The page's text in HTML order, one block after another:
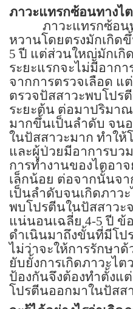
ภาวะแทรกซ้อนทางไ
ภาวะแทรกซ้อน
หวานโดยตรงมักเกิด
5ปี แต่ส่วนใหญ่มักเกิ
ระยะแรกจะไม่มีอาก
จากการตรวจเลือด แ
ตรวจปัสสาวะพบโปร
ระยะต้น ต่อมาปริมา
มากขึ้นเป็นลำดับ จน
ในปัสสาวะมาก ทำให้
และผู้ป่วยมีอาการบว
การทำงานของไตอา
เล็กน้อย ต่อจากนั้นจ
เป็นลำดับจนเกิดภาว
พบโปรตีนในปัสสาวะ
แน่นอนเฉลี่ย 4-5ปี ข้
ดำเนินมาถึงขั้นที่มีโป
ไม่ว่าจะให้การรักษา
ยับยั้งการเกิดภาวะไ
ป้องกันจึงต้องทำตั้งแ
โปรตีนออกมาในปัสส